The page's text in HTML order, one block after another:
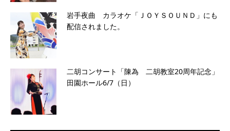
岩手夜曲 カラオケ「ＪＯＹＳＯＵＮＤ」にも
配信されました。
二胡コンサート「陳為 二胡教室20周年記念」
田園ホール6/7（日）